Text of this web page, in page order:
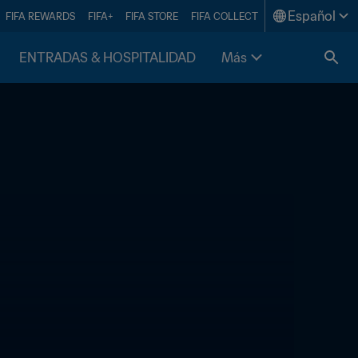
FIFA REWARDS FIFA+ FIFA STORE FIFA COLLECT Español
ENTRADAS & HOSPITALIDAD Más